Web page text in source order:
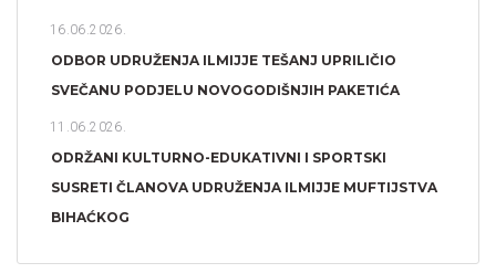
16.06.2026.
ODBOR UDRUŽENJA ILMIJJE TEŠANJ UPRILIČIO
SVEČANU PODJELU NOVOGODIŠNJIH PAKETIĆA
11.06.2026.
ODRŽANI KULTURNO-EDUKATIVNI I SPORTSKI
SUSRETI ČLANOVA UDRUŽENJA ILMIJJE MUFTIJSTVA
BIHAĆKOG